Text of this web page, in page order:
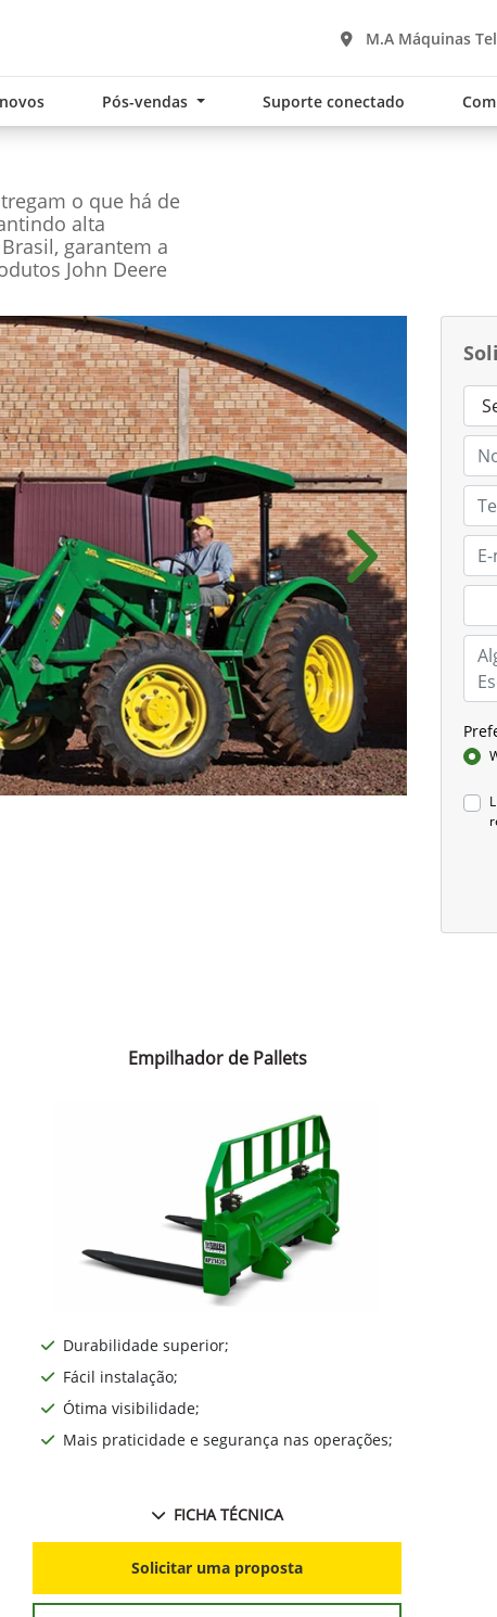
M.A Máquinas
Pós-vendas Suporte conectado
o que há de
alta
garantem a
John Deere
Próximo
Empilhador de Pallets
Durabilidade superior;
Fácil instalação;
Ótima visibilidade;
Mais praticidade e segurança nas operações;
FICHA TÉCNICA
Solicitar uma proposta